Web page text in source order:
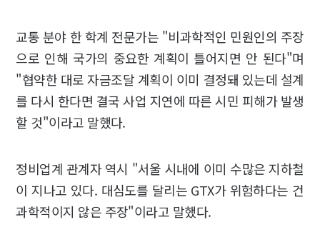
교통 분야 한 학계 전문가는 "비과학적인 민원인의 주장
으로 인해 국가의 중요한 계획이 틀어지면 안 된다"며
"협약한 대로 자금조달 계획이 이미 결정돼 있는데 설계
를 다시 한다면 결국 사업 지연에 따른 시민 피해가 발생
할 것"이라고 말했다.
정비업계 관계자 역시 "서울 시내에 이미 수많은 지하철
이 지나고 있다. 대심도를 달리는 GTX가 위험하다는 건
과학적이지 않은 주장"이라고 말했다.